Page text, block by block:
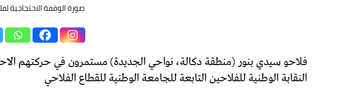
صورة الوقفة الاحتجاجية
فلاحو سيدي بنور (منطقة دكالة، نواحي الجديدة) مستمرون في حركتهم
النقابة الوطنية للفلاحين التابعة للجامعة الوطنية للقطاع الفلاحي